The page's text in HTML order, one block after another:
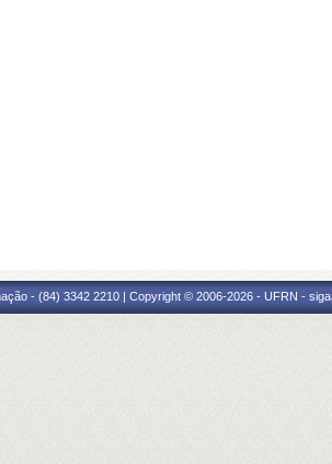
- (84) 3342 2210 | Copyright © 2006-2026 - UFRN -